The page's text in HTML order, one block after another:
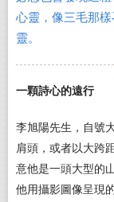
心靈，像三毛那
靈。
一顆詩心的遠行
李旭陽先生，自號
肩頭，或者以大跨
意他是一頭大型的
他用攝影圖像呈現